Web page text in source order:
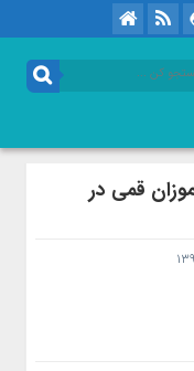
آموزان قمی در